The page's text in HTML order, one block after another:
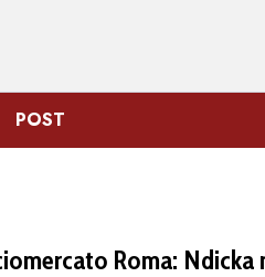
POST
Roma: Ndicka